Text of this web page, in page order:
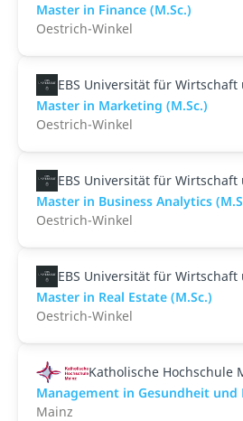
Master in Finance (M.Sc.)
Oestrich-Winkel
EBS Universität für Wirtschaft
Master in Marketing (M.Sc.)
Oestrich-Winkel
EBS Universität für Wirtschaft
Master in Business Analytics
Oestrich-Winkel
EBS Universität für Wirtschaft
Master in Real Estate (M.Sc.)
Oestrich-Winkel
Katholische Hochschule
Management in Gesundheit und
Mainz